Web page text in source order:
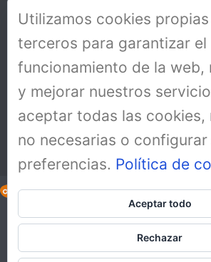
Copyright All Rights Reserved
Aviso Legal
Política de cookies
Utilizamos cookies
terceros para garantizar el
funcionamiento de la web,
y mejorar nuestros
aceptar todas las cookies,
no necesarias o configurar
preferencias. Política de
Aceptar todo
Rechazar